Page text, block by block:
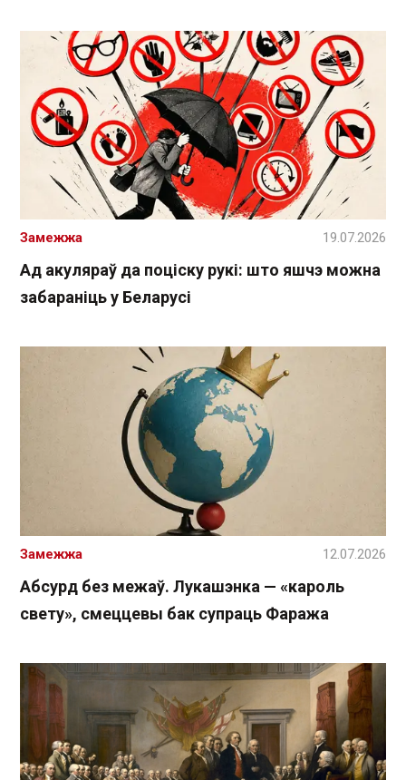
Ад акуляраў да поціску рукі: што яшчэ можна
забараніць у Беларусі
Замежжа 19.07.2026
Абсурд без межаў. Лукашэнка — «кароль
свету», смеццевы бак супраць Фаража
Замежжа 12.07.2026